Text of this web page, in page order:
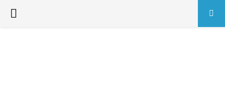
PRIMARY